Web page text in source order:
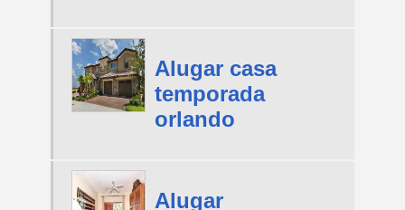
Alugar casa
temporada
orlando
Alugar